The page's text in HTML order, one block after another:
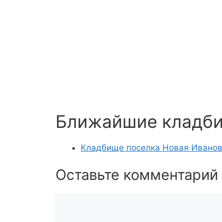
Ближайшие
Кладбище поселка Новая
Оставьте комментарий